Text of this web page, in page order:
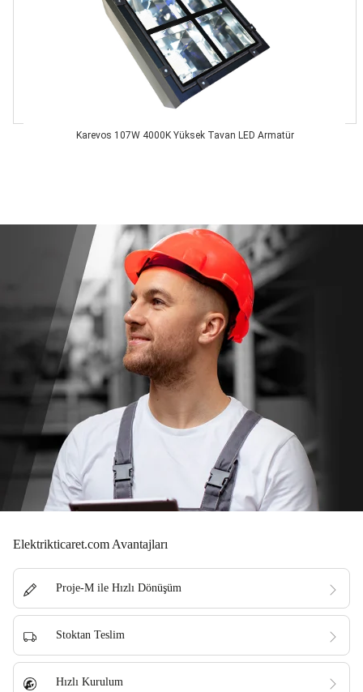
Karevos 107W 4000K Yüksek Tavan LED Armatür
Elektrikticaret.com Avantajları
Proje-M ile Hızlı Dönüşüm
Stoktan Teslim
Hızlı Kurulum